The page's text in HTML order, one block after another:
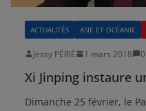
ACTUALITÉS ASIE ET OCÉANIE
Jessy PÉRIÉ 1 mars 2018
Xi Jinping instaure
Dimanche 25 février, le